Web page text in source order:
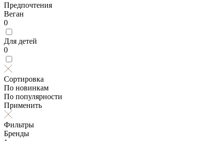
Предпочтения
Веган
0
Для детей
0
Сортировка
По новинкам
По популярности
Применить
Фильтры
Бренды